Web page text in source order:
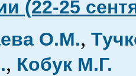
(22-25
О.М.,
, Кобук М.Г.